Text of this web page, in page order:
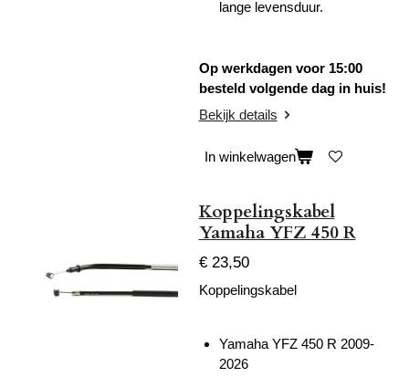
lange levensduur.
Op werkdagen voor 15:00
besteld volgende dag in huis!
Bekijk details
In winkelwagen
Koppelingskabel
Yamaha YFZ 450 R
€ 23,50
Koppelingskabel
Yamaha YFZ 450 R 2009-
2026